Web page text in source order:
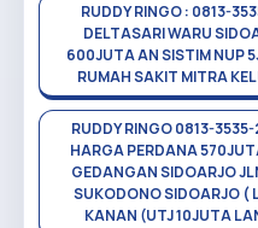
RUDDY RINGO : 0813-
DELTASARI WARU
600JUTA AN SISTIM NUP
RUMAH SAKIT MITRA
RUDDY RINGO 0813-
HARGA PERDANA
GEDANGAN SIDOARJO
SUKODONO SIDOARJO (
KANAN (UTJ 10JUTA